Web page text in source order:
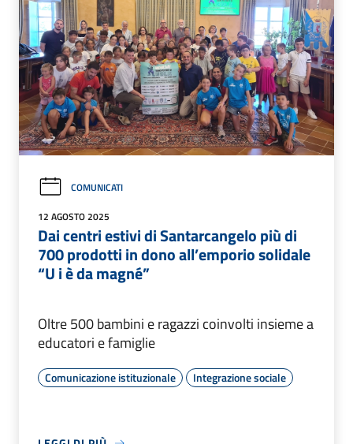
COMUNICATI
12 AGOSTO 2025
Dai centri estivi di Santarcangelo più di
700 prodotti in dono all’emporio solidale
“U i è da magné”
Oltre 500 bambini e ragazzi coinvolti insieme a
educatori e famiglie
Comunicazione istituzionale Integrazione sociale